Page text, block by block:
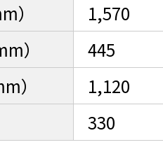
）
1,570
）
445
）
1,120
330